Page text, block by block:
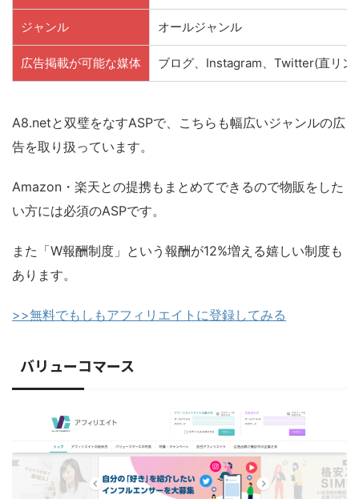
ジャンル オールジャンル
広告掲載が可能な媒体 ブログ、Instagram、Twitter(直リン
A8.netと双璧をなすASPで、こちらも幅広いジャンルの広
告を取り扱っています。
Amazon・楽天との提携もまとめてできるので物販をした
い方には必須のASPです。
また「W報酬制度」という報酬が12%増える嬉しい制度も
あります。
>>無料でもしもアフィリエイトに登録してみる
バリューコマース